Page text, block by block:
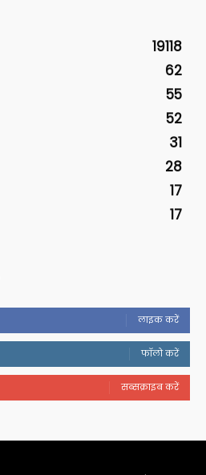
19118
62
55
52
31
28
17
17
लाइक करें
फॉलो करें
सब्सक्राइब करें